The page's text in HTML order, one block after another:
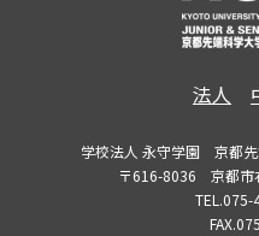
法人
学校法人 永守学園 京都
〒616-8036 京都市
TEL.075-